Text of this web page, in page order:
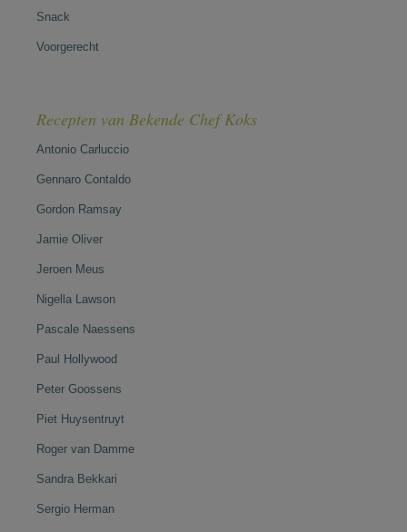
Snack
Voorgerecht
Recepten van Bekende Chef Koks
Antonio Carluccio
Gennaro Contaldo
Gordon Ramsay
Jamie Oliver
Jeroen Meus
Nigella Lawson
Pascale Naessens
Paul Hollywood
Peter Goossens
Piet Huysentruyt
Roger van Damme
Sandra Bekkari
Sergio Herman